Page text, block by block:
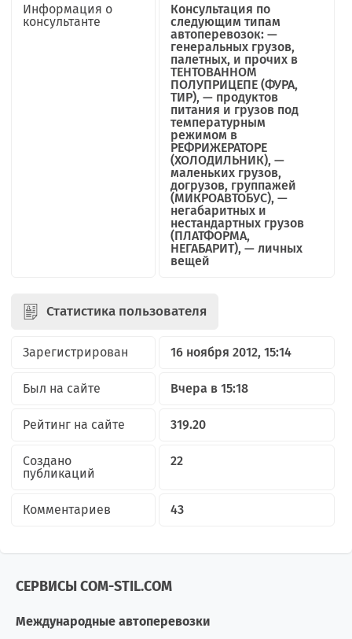
Информация о
консультанте
Консультация по
следующим типам
автоперевозок: —
генеральных грузов,
палетных, и прочих в
ТЕНТОВАННОМ
ПОЛУПРИЦЕПЕ (ФУРА,
ТИР), — продуктов
питания и грузов под
температурным
режимом в
РЕФРИЖЕРАТОРЕ
(ХОЛОДИЛЬНИК), —
маленьких грузов,
догрузов, группажей
(МИКРОАВТОБУС), —
негабаритных и
нестандартных грузов
(ПЛАТФОРМА,
НЕГАБАРИТ), — личных
вещей
Статистика пользователя
Зарегистрирован 16 ноября 2012, 15:14
Был на сайте Вчера в 15:18
Рейтинг на сайте 319.20
Создано
публикаций
22
Комментариев 43
СЕРВИСЫ COM-STIL.COM
Международные автоперевозки